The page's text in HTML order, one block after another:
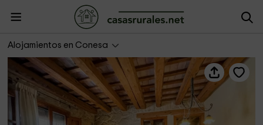
Alojamientos en Conesa